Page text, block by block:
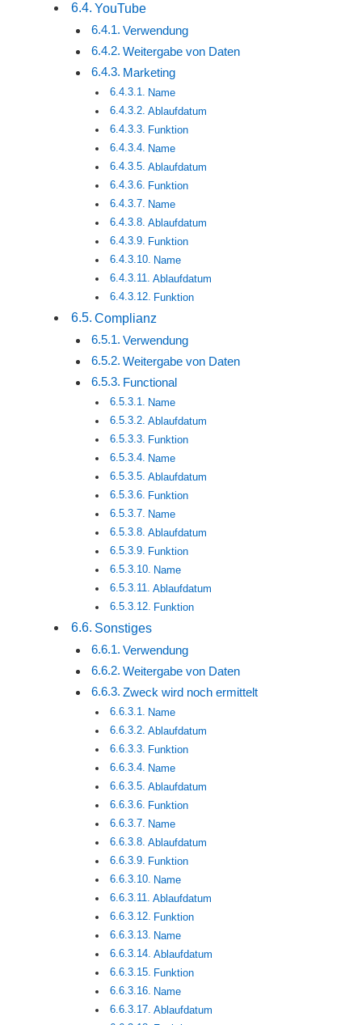
YouTube
Verwendung
Weitergabe von Daten
Marketing
Name
Ablaufdatum
Funktion
Name
Ablaufdatum
Funktion
Name
Ablaufdatum
Funktion
Name
Ablaufdatum
Funktion
Complianz
Verwendung
Weitergabe von Daten
Functional
Name
Ablaufdatum
Funktion
Name
Ablaufdatum
Funktion
Name
Ablaufdatum
Funktion
Name
Ablaufdatum
Funktion
Sonstiges
Verwendung
Weitergabe von Daten
Zweck wird noch ermittelt
Name
Ablaufdatum
Funktion
Name
Ablaufdatum
Funktion
Name
Ablaufdatum
Funktion
Name
Ablaufdatum
Funktion
Name
Ablaufdatum
Funktion
Name
Ablaufdatum